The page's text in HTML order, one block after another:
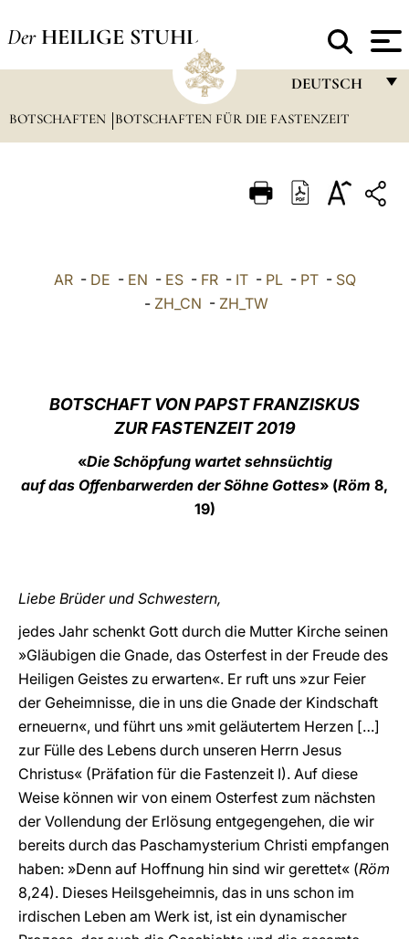
Der HEILIGE STUHL
DEUTSCH
FRANÇAIS
ITALIANO
中文
LATINE
BOTSCHAFTEN BOTSCHAFTEN FÜR DIE FASTENZEIT
AR- DE - EN - ES- FR- IT- PL- PT- SQ
- ZH_CN - ZH_TW
BOTSCHAFT VON PAPST FRANZISKUS
ZUR FASTENZEIT 2019
«Die Schöpfung wartet sehnsüchtig
auf das Offenbarwerden der Söhne Gottes» (Röm 8,
19)
Liebe Brüder und Schwestern,
jedes Jahr schenkt Gott durch die Mutter Kirche seinen
»Gläubigen die Gnade, das Osterfest in der Freude des
Heiligen Geistes zu erwarten«. Er ruft uns »zur Feier
der Geheimnisse, die in uns die Gnade der Kindschaft
erneuern«, und führt uns »mit geläutertem Herzen […]
zur Fülle des Lebens durch unseren Herrn Jesus
Christus« (Präfation für die Fastenzeit I). Auf diese
Weise können wir von einem Osterfest zum nächsten
der Vollendung der Erlösung entgegengehen, die wir
bereits durch das Paschamysterium Christi empfangen
haben: »Denn auf Hoffnung hin sind wir gerettet« (Röm
8,24). Dieses Heilsgeheimnis, das in uns schon im
irdischen Leben am Werk ist, ist ein dynamischer